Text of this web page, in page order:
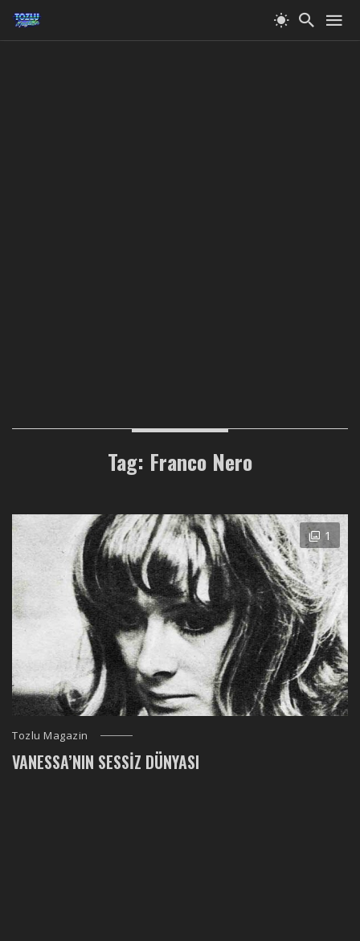
Tag: Franco Nero
1
Tozlu Magazin
VANESSA’NIN SESSIZ DÜNYASI